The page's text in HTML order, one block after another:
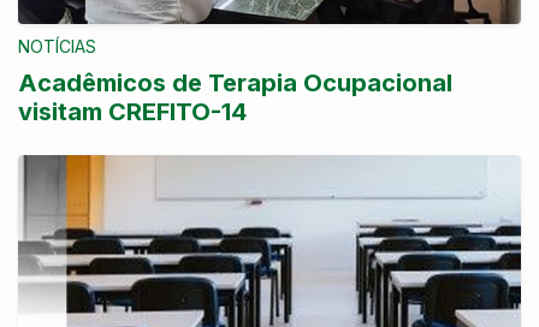
NOTÍCIAS
Acadêmicos de Terapia Ocupacional
visitam CREFITO-14